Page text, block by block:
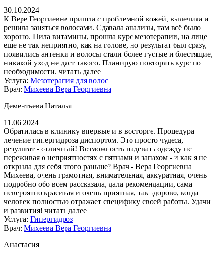
30.10.2024
К Вере Георгиевне пришла с проблемной кожей, вылечила и
решила заняться волосами. Сдавала анализы, там всё было
хорошо. Пила витамины, прошла курс мезотерапии, на лице
ещё не так неприятно, как на голове, но результат был сразу,
появились антенки и волосы стали более густые и блестящие,
никакой уход не даст такого. Планирую повторять курс по
необходимости. читать далее
Услуга: Мезотерапия для волос
Врач: Михеева Вера Георгиевна
Дементьева Наталья
11.06.2024
Обратилась в клинику впервые и в восторге. Процедура
лечение гипергидроза диспортом. Это просто чудеса,
результат - отличный! Возможность надевать одежду не
переживая о неприятностях с пятнами и запахом - и как я не
открыла для себя этого раньше? Врач - Вера Георгиевна
Михеева, очень грамотная, внимательная, аккуратная, очень
подробно обо всем рассказала, дала рекомендации, сама
невероятно красивая и очень приятная, так здорово, когда
человек полностью отражает специфику своей работы. Удачи
и развития! читать далее
Услуга: Гипергидроз
Врач: Михеева Вера Георгиевна
Анастасия